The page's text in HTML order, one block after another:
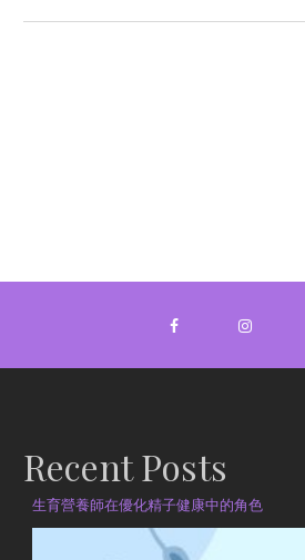
Recent Posts
生育營養師在優化精子健康中的角色